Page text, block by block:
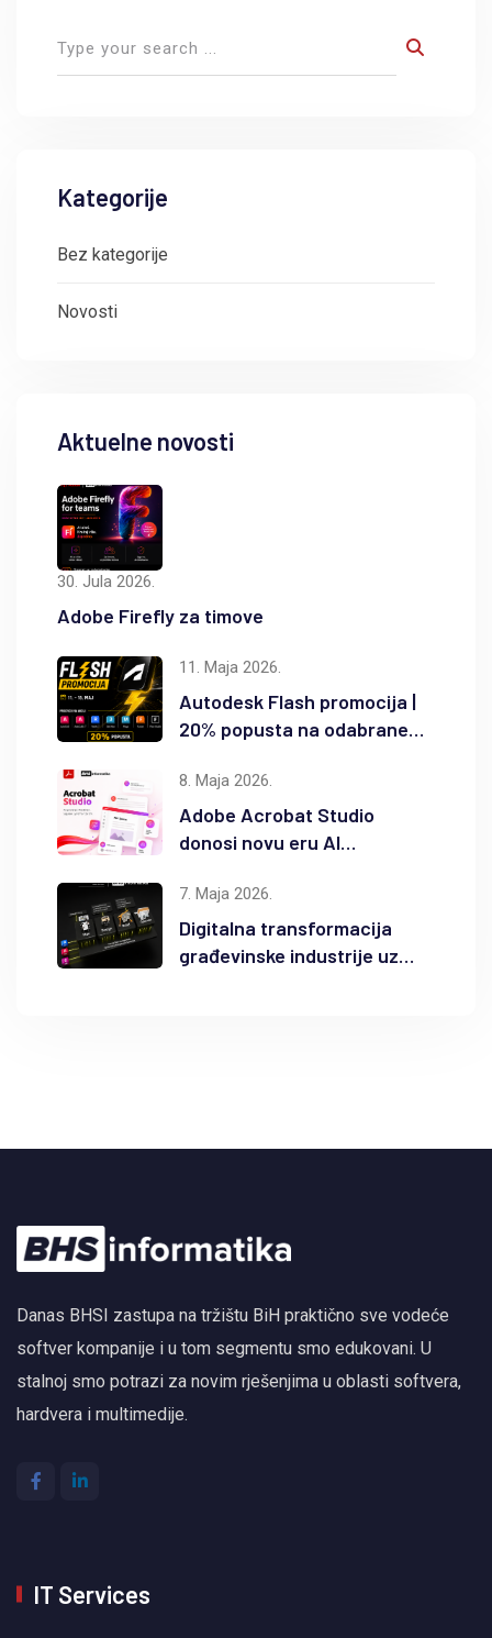
Kategorije
Bez kategorije
Novosti
Aktuelne novosti
30. Jula 2026.
Adobe Firefly za timove
11. Maja 2026.
Autodesk Flash promocija |
20% popusta na odabrane
8. Maja 2026.
Adobe Acrobat Studio
donosi novu eru AI
7. Maja 2026.
Digitalna transformacija
građevinske industrije uz
Danas BHSI zastupa na tržištu BiH praktično sve vodeće
softver kompanije i u tom segmentu smo edukovani. U
stalnoj smo potrazi za novim rješenjima u oblasti softvera,
hardvera i multimedije.
IT Services